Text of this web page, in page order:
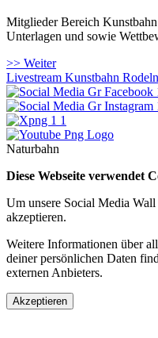
Mitglieder Bereich
Unterlagen und sowie
>> Weiter
Livestream Kunstbahn Rodeln
Naturbahn
Diese Webseite verwendet
Um unsere Social Media Wall
akzeptieren.
Weitere Informationen über
deiner persönlichen Daten
externen Anbieters.
Akzeptieren